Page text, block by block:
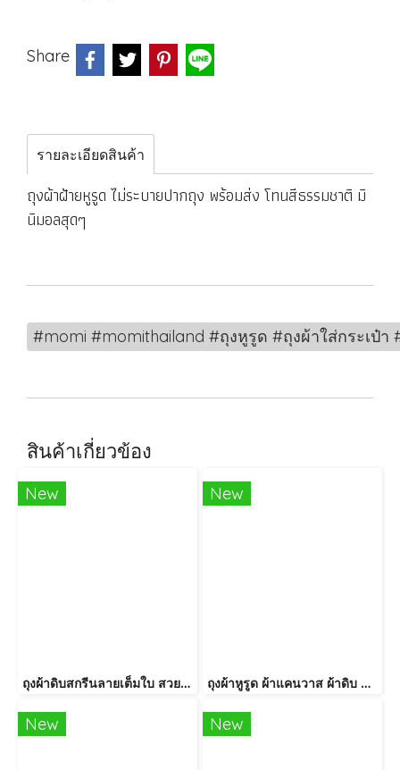
Share
รายละเอียดสินค้า
ถุงผ้าฝ้ายหูรูด ไม่ระบายปากถุง พร้อมส่ง โทนสีธรรมชาติ มิ
นิมอลสุดๆ
#momi #momithailand #ถุงหูรูด #ถุงผ้าใส่กระเป๋า
สินค้าเกี่ยวข้อง
New
ถุงผ้าดิบสกรีนลายเต็มใบ สวยน่ารักสีสันสดใส ตกแต่งด้วยหูรูดเปก้างปลา
New
ถุงผ้าหูรูด ผ้าแคนวาส ผ้าดิบ สีขาว ใบเปล่า สไตล์ฺมินิมอล
New New